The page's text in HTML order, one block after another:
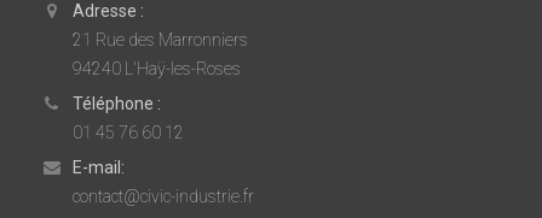
Adresse :
21 Rue des Marronniers
94240 L'Haÿ-les-Roses
Téléphone :
01 45 76 60 12
E-mail:
contact@civic-industrie.fr